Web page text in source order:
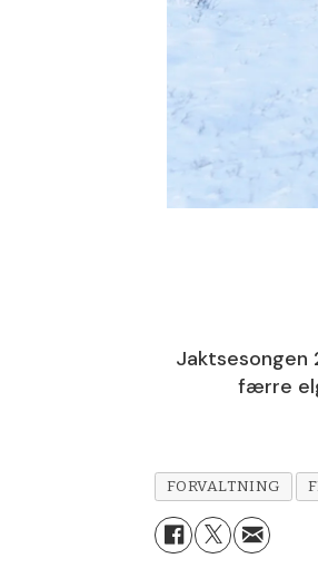
færre
FORVALTNING